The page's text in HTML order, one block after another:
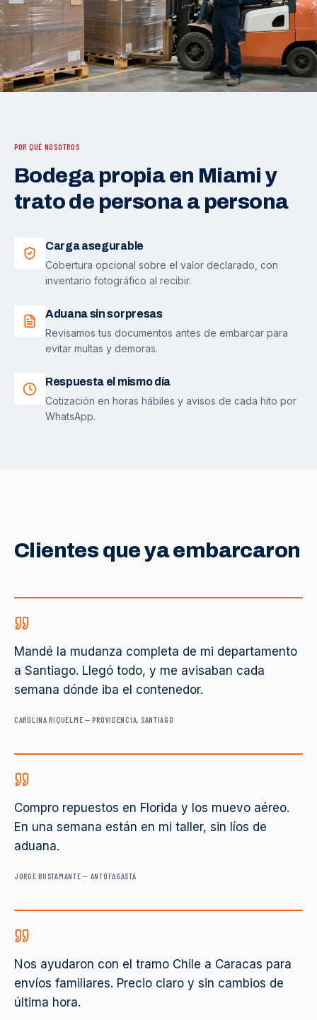
POR QUÉ NOSOTROS
Bodega propia en Miami y
trato de persona a persona
Carga asegurable
Cobertura opcional sobre el valor declarado, con
inventario fotográfico al recibir.
Aduana sin sorpresas
Revisamos tus documentos antes de embarcar para
evitar multas y demoras.
Respuesta el mismo día
Cotización en horas hábiles y avisos de cada hito por
WhatsApp.
Clientes que ya embarcaron
Mandé la mudanza completa de mi departamento
a Santiago. Llegó todo, y me avisaban cada
semana dónde iba el contenedor.
CAROLINA RIQUELME —PROVIDENCIA, SANTIAGO
Compro repuestos en Florida y los muevo aéreo.
En una semana están en mi taller, sin líos de
aduana.
JORGE BUSTAMANTE — ANTOFAGASTA
Nos ayudaron con el tramo Chile a Caracas para
envíos familiares. Precio claro y sin cambios de
última hora.